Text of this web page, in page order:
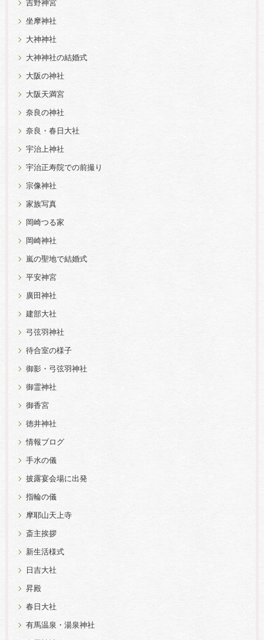
吉野神宮
坐摩神社
大神神社
大神神社の結婚式
大阪の神社
大阪天満宮
奈良の神社
奈良・春日大社
宇治上神社
宇治正寿院での前撮り
宗像神社
家族写真
岡崎つる家
岡崎神社
嵐の聖地で結婚式
平安神宮
廣田神社
建部大社
弓弦羽神社
待合室の様子
御影・弓弦羽神社
御霊神社
御香宮
徳井神社
情報ブログ
手水の儀
披露宴会場に出発
指輪の儀
摩耶山天上寺
斎主挨拶
新生活様式
日吉大社
昇殿
春日大社
有馬温泉・湯泉神社